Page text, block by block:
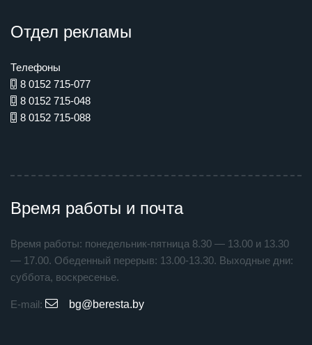
Отдел рекламы
Телефоны
8 0152 715-077
8 0152 715-048
8 0152 715-088
Время работы и почта
Время работы: понедельник-пятница 8.30 — 13.00 и 13.30
— 17.00. Обеденный перерыв: 13.00-13.30. Выходные дни:
суббота, воскресенье.
E-mail: bg@beresta.by